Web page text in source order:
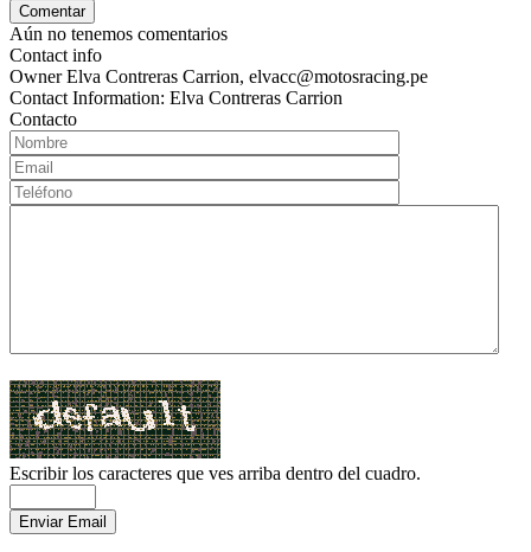
Aún no tenemos comentarios
Contact info
Owner Elva Contreras Carrion, elvacc@motosracing.pe
Contact Information: Elva Contreras Carrion
Contacto
Escribir los caracteres que ves arriba dentro del cuadro.